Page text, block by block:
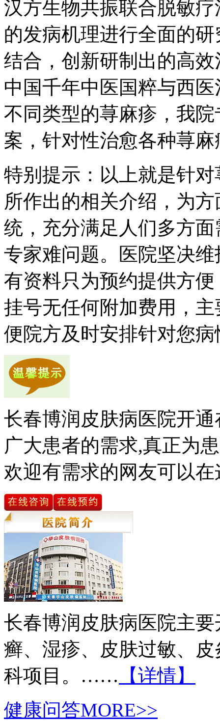
汉方生物共振联合脱敏
的发病机理进行全面的
结合，创新研制出的高
中国千年中医国粹与西
不同类型的荨麻疹，我
案，针对性治愈各种荨
特别提示：以上就是针
所作出的相关介绍，为
统，充分满足人们多方
专家难问题。医院坚决
有资料只为预约提供方
挂号无任何附加费用，
便院方及时安排针对您
长春博润皮肤病医院开
广大患者的需求,真正为
欢迎有需求的网友可以
长春博润皮肤病医院主
癣、湿疹、皮肤过敏、
科项目。…… 【详情】
健康问答MORE>>